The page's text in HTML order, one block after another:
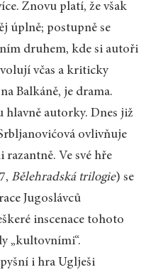
Znovu platí, že však
úplně; postupně se
druhem, kde si autoři
včas a kriticky
Balkáně, je drama.
hlavně autorky. Dnes již
ovlivňuje
Ve své hře
Bělehradská trilogie) se
Jugoslávců
inscenace tohoto
„kultovními“.
i hra Uglješi